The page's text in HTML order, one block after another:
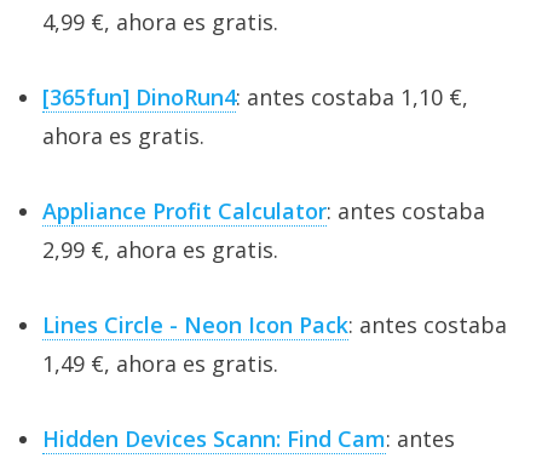
4,99 €, ahora es gratis.
[365fun] DinoRun4: antes costaba 1,10 €,
ahora es gratis.
Appliance Profit Calculator: antes costaba
2,99 €, ahora es gratis.
Lines Circle - Neon Icon Pack: antes costaba
1,49 €, ahora es gratis.
Hidden Devices Scann: Find Cam: antes